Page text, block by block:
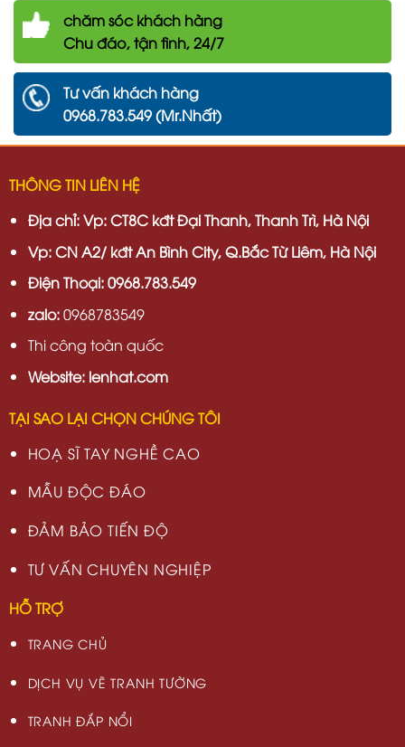
chămsóc khách hàng
Chu đáo, tận tình, 24/7
Tư vấn khách hàng
0968.783.549 (Mr.Nhất)
THÔNG TIN LIÊN HỆ
Địa chỉ: Vp: CT8C kđt Đại Thanh, Thanh Trì, Hà Nội
Vp: CN A2/ kđt An Bình City, Q.Bắc Từ Liêm, Hà Nội
Điện Thoại: 0968.783.549
zalo:0968783549
Thi công toàn quốc
Website: lenhat.com
TẠI SAO LẠI CHỌN CHÚNG TÔI
HOẠ SĨ TAY NGHỀ CAO
MẪU ĐỘC ĐÁO
ĐẢM BẢO TIẾN ĐỘ
TƯ VẤN CHUYÊN NGHIỆP
HỖ TRỢ
TRANG CHỦ
DỊCH VỤ VẼ TRANH TƯỜNG
TRANH ĐẮP NỔI